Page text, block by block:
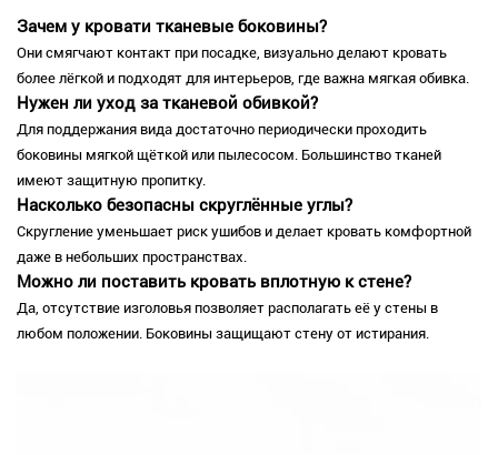
Зачем у кровати тканевые боковины?
Они смягчают контакт при посадке, визуально делают кровать
более лёгкой и подходят для интерьеров, где важна мягкая обивка.
Нужен ли уход за тканевой обивкой?
Для поддержания вида достаточно периодически проходить
боковины мягкой щёткой или пылесосом. Большинство тканей
имеют защитную пропитку.
Насколько безопасны скруглённые углы?
Скругление уменьшает риск ушибов и делает кровать комфортной
даже в небольших пространствах.
Можно ли поставить кровать вплотную к стене?
Да, отсутствие изголовья позволяет располагать её у стены в
любом положении. Боковины защищают стену от истирания.